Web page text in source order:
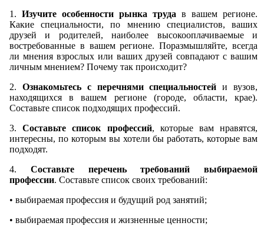
1. Изучите особенности рынка труда в вашем регионе.
Какие специальности, по мнению специалистов, ваших
друзей и родителей, наиболее высокооплачиваемые и
востребованные в вашем регионе. Поразмышляйте, всегда
ли мнения взрослых или ваших друзей совпадают с вашим
личным мнением? Почему так происходит?
2. Ознакомьтесь с перечнями специальностей и вузов,
находящихся в вашем регионе (городе, области, крае).
Составьте список подходящих профессий.
3.Составьте список профессий, которые вам нравятся,
интересны, по которым вы хотели бы работать, которые вам
подходят.
4. Составьте перечень требований выбираемой
профессии. Составьте список своих требований:
• выбираемая профессия и будущий род занятий;
• выбираемая профессия и жизненные ценности;